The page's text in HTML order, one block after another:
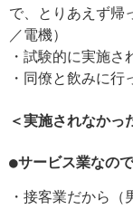
で、とりあえず帰
／電機）
・試験的に実施さ
・同僚と飲みに行
＜実施されなかっ
●サービス業なので
・接客業だから（